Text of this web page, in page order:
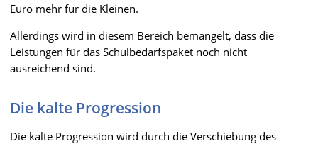
Euro mehr für die Kleinen.
Allerdings wird in diesem Bereich bemängelt, dass die
Leistungen für das Schulbedarfspaket noch nicht
ausreichend sind.
Die kalte Progression
Die kalte Progression wird durch die Verschiebung des